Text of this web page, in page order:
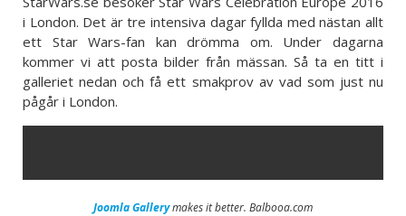
i London. Det är tre intensiva dagar fyllda med nästan allt
ett Star Wars-fan kan drömma om. Under dagarna
kommer vi att posta bilder från mässan. Så ta en titt i
galleriet nedan och få ett smakprov av vad som just nu
pågår i London.
Joomla Gallerymakes it better. Balbooa.com